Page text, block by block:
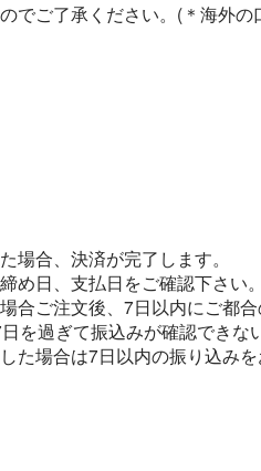
でご了承ください。(＊海外
場合、決済が完了します。
め日、支払日をご確認下さい。
合ご注文後、7日以内にご都
を過ぎて振込みが確認できな
た場合は7日以内の振り込み